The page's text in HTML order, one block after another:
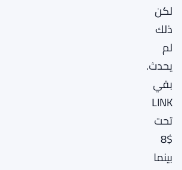
لكن
ذلك
لم
يحدث.
بقي
LINK
تحت
$8
بينما